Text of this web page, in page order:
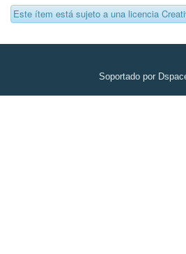
Este ítem está sujeto a una licencia
Soportado por